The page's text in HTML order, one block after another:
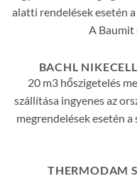
alatti rendelések esetén
A
BACHL
20 m3 hőszigetelés
szállítása ingyenes az
megrendelések esetén
THERMODAM